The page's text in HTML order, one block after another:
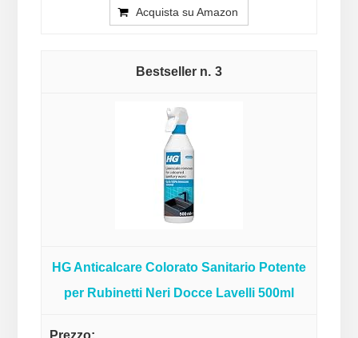
Acquista su Amazon
3
HG Anticalcare Colorato Sanitario Potente
per Rubinetti Neri Docce Lavelli 500ml